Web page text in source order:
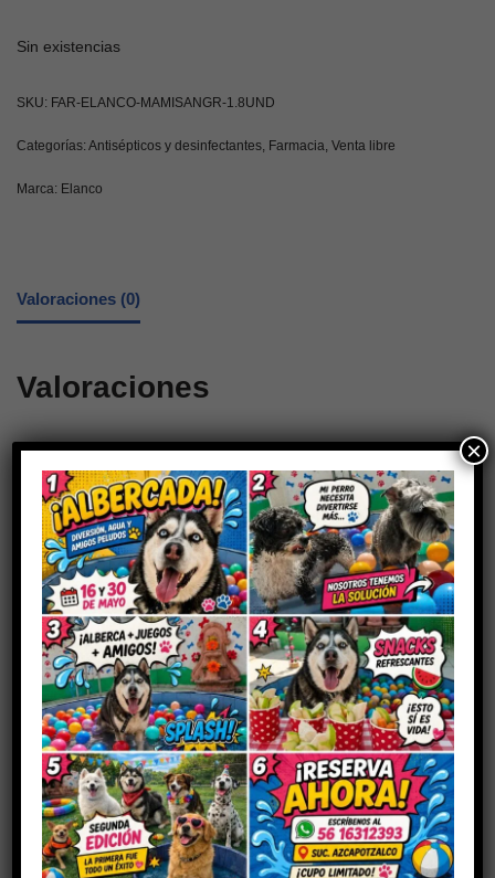
Sin existencias
SKU: FAR-ELANCO-MAMISANGR-1.8UND
Categorías: Antisépticos y desinfectantes Farmacia Venta libre
Marca: Elanco
Valoraciones (0)
Valoraciones
Aún no hay reseñas
Sé el primero en valorar “MAMISAN 100
GR”
Tu dirección de correo electrónico no será publicada. Los
campos obligatorios están marcados con*
Tu puntuación
Tu valoración*
×